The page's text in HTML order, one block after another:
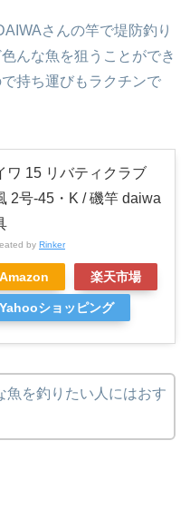
さんの竿で堤防釣り
んな魚を狙うことができ
持ち運びもラクチンで
ワ 15 リバティクラブ
2号-45・K / 磯竿 daiwa
by Rinker
Amazon 楽天市場
Yahooショッピング
魚を釣りたい人にはおす